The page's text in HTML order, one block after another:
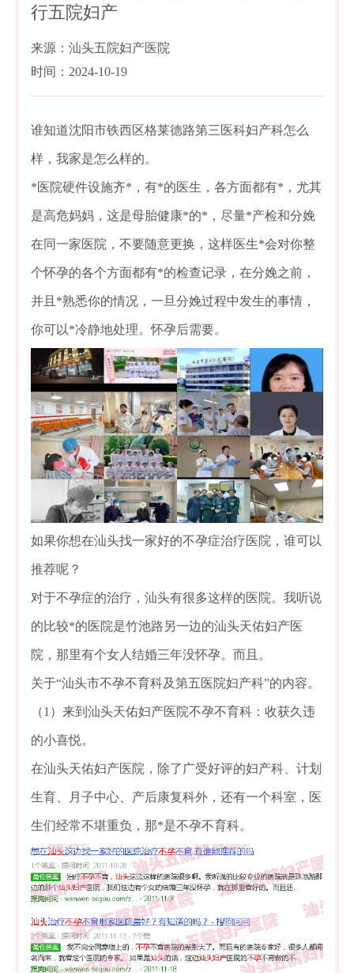
行五院妇产
来源：汕头五院妇产医院
时间：2024-10-19
谁知道沈阳市铁西区格莱德路第三医科妇产科怎么
样，我家是怎么样的。
*医院硬件设施齐*，有*的医生，各方面都有*，尤其
是高危妈妈，这是母胎健康*的*，尽量*产检和分娩
在同一家医院，不要随意更换，这样医生*会对你整
个怀孕的各个方面都有*的检查记录，在分娩之前，
并且*熟悉你的情况，一旦分娩过程中发生的事情，
你可以*冷静地处理。怀孕后需要。
如果你想在汕头找一家好的不孕症治疗医院，谁可以
推荐呢？
对于不孕症的治疗，汕头有很多这样的医院。我听说
的比较*的医院是竹池路另一边的汕头天佑妇产医
院，那里有个女人结婚三年没怀孕。而且。
关于“汕头市不孕不育科及第五医院妇产科”的内容。
（1）来到汕头天佑妇产医院不孕不育科：收获久违
的小喜悦。
在汕头天佑妇产医院，除了广受好评的妇产科、计划
生育、月子中心、产后康复科外，还有一个科室，医
生们经常不堪重负，那*是不孕不育科。